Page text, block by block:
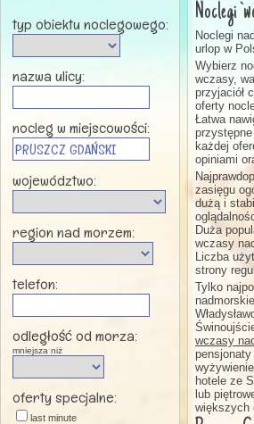
typ obiektu noclegowego:
nazwa ulicy:
nocleg w miejscowości:
województwo:
region nad morzem:
telefon:
odległość od morza:
mniejsza niż
oferty specjalne:
last minute
Noclegi
Noclegi
urlop w
Wybierz
wczasy,
przyjaciół
oferty
Łatwa
każdej
opiniami
zasięgu
dużą i
Duża
wczasy
Liczba
strony
Tylko
wczasy
hotele ze
lub
większych